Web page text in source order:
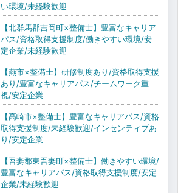
い環境/未経験歓迎
【北群馬郡吉岡町×整備士】豊富なキャリア
パス/資格取得支援制度/働きやすい環境/安
定企業/未経験歓迎
【燕市×整備士】研修制度あり/資格取得支援
あり/豊富なキャリアパス/チームワーク重
視/安定企業
【高崎市×整備士】豊富なキャリアパス/資格
取得支援制度/未経験歓迎/インセンティブあ
り/安定企業
【吾妻郡東吾妻町×整備士】働きやすい環境/
豊富なキャリアパス/資格取得支援制度/安定
企業/未経験歓迎